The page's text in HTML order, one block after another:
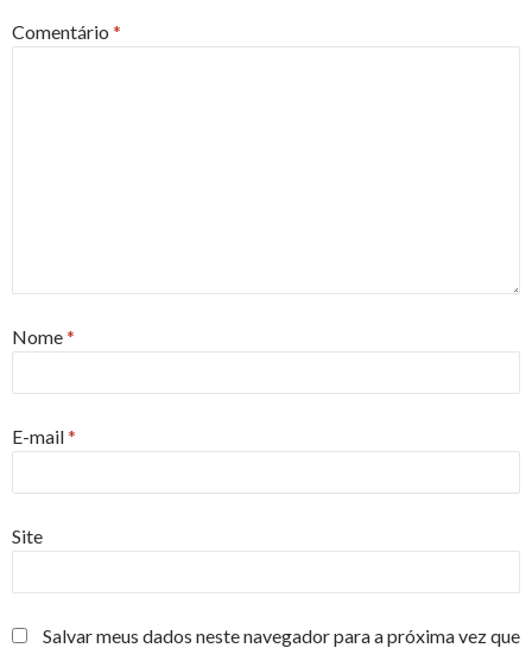
Comentário *
Nome*
E-mail*
Site
Salvar meus dados neste navegador para a próxima vez que